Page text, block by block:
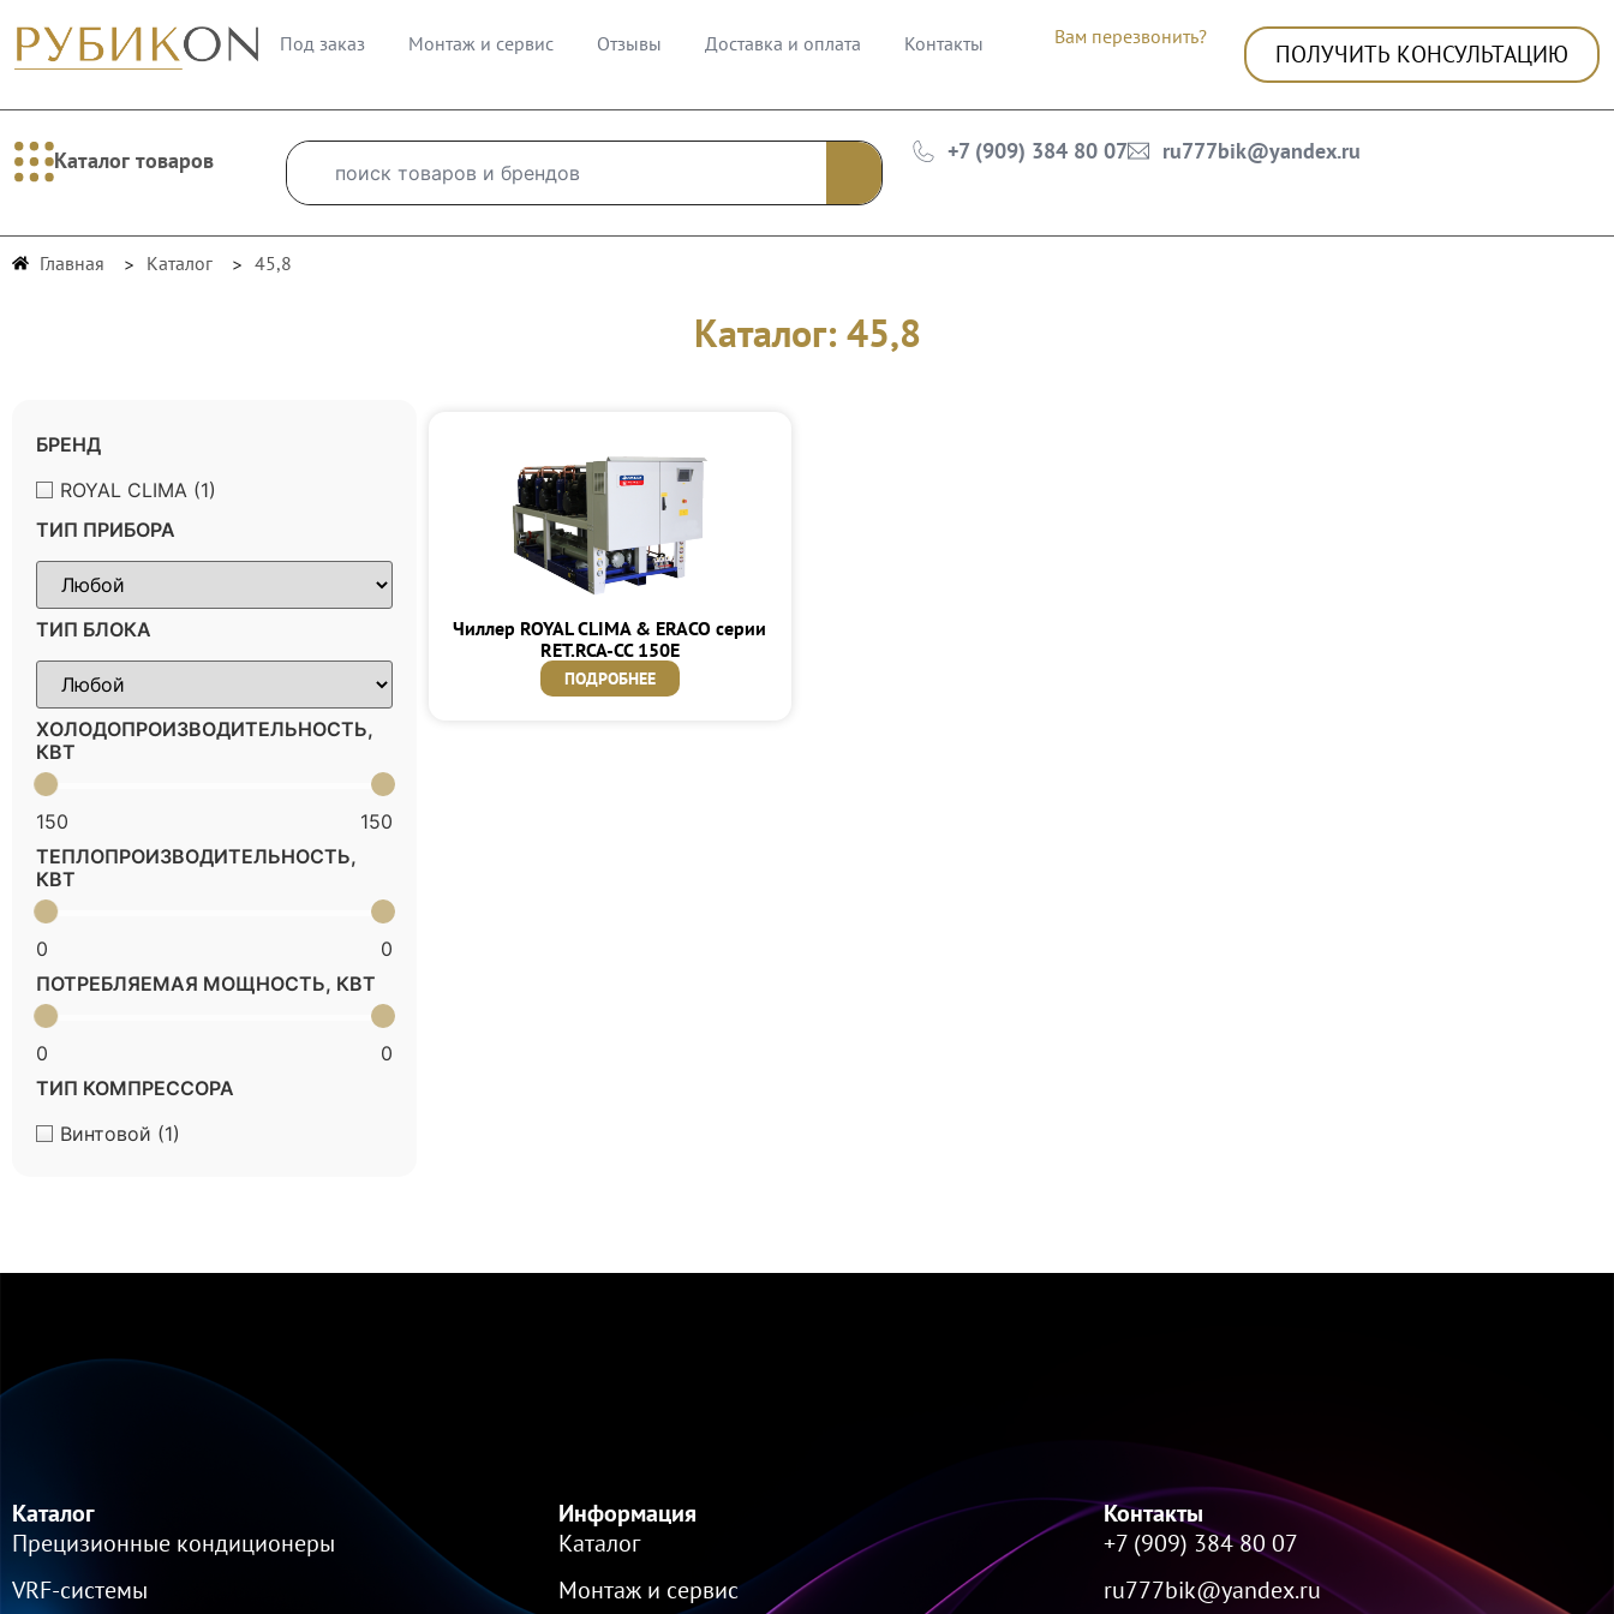
Под заказ Монтаж и сервис Отзывы Доставка и оплата Контакты Вам перезвонить?
ПОЛУЧИТЬ КОНСУЛЬТАЦИЮ
Каталог товаров +7 (909) 384 80 07 ru777bik@yandex.ru
Главная Каталог 45,8
Каталог: 45,8
БРЕНД
ROYAL CLIMA (1)
ТИП ПРИБОРА
ТИП БЛОКА
ХОЛОДОПРОИЗВОДИТЕЛЬНОСТЬ,
КВТ
150
150
ТЕПЛОПРОИЗВОДИТЕЛЬНОСТЬ,
КВТ
0
0
ПОТРЕБЛЯЕМАЯ МОЩНОСТЬ, КВТ
0
0
ТИП КОМПРЕССОРА
Винтовой (1)
Чиллер ROYAL CLIMA & ERACO серии
RET.RCA-CC 150E
ПОДРОБНЕЕ
Каталог
Прецизионные кондиционеры
VRF-cистемы
Информация
Каталог
Монтаж и сервис
Контакты
+7 (909) 384 80 07
ru777bik@yandex.ru